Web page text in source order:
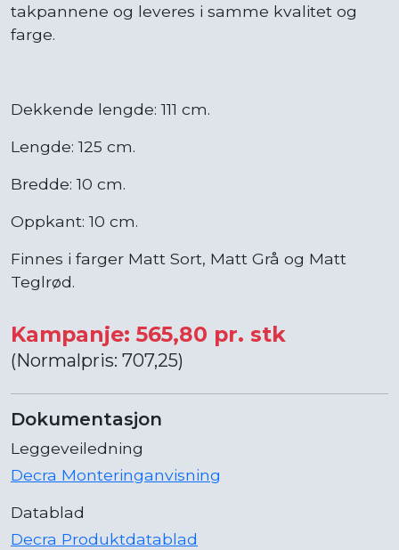
takpannene og leveres i samme kvalitet og
farge.
Dekkende lengde: 111 cm.
Lengde: 125 cm.
Bredde: 10 cm.
Oppkant: 10 cm.
Finnes i farger Matt Sort, Matt Grå og Matt
Teglrød.
Kampanje: 565,80 pr. stk
(Normalpris: 707,25)
Dokumentasjon
Leggeveiledning
Decra Monteringanvisning
Datablad
Decra Produktdatablad